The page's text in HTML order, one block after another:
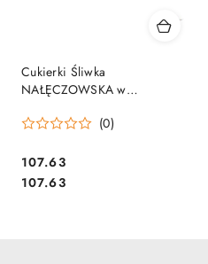
Cukierki Śliwka
NAŁĘCZOWSKA w
SOLIDARNOŚĆ(0)
Cena:
107.63
Cena:
107.63